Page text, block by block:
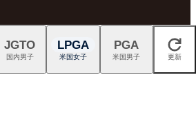
閉じる
JGTO
国内男子
LPGA
米国女子
PGA
米国男子 更新